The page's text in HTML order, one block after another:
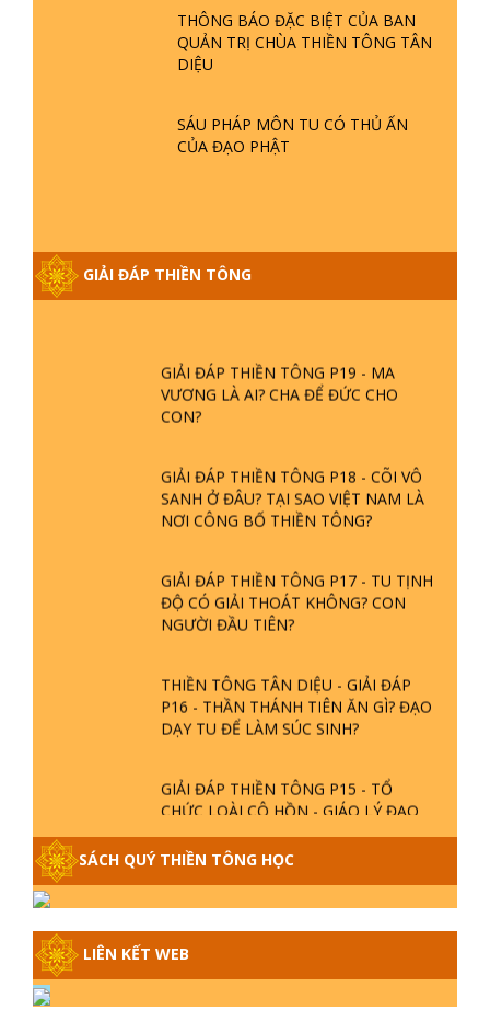
THÔNG BÁO ĐẶC BIỆT CỦA BAN
QUẢN TRỊ CHÙA THIỀN TÔNG TÂN
DIỆU
SÁU PHÁP MÔN TU CÓ THỦ ẤN
CỦA ĐẠO PHẬT
GIẢI ĐÁP THIỀN TÔNG
GIẢI ĐÁP THIỀN TÔNG ĐẶC BIỆT P21
- TẠI SAO ĐỨC PHẬT BƯỚC ĐI 7
GIẢI ĐÁP VỀ LỄ TIỄN THIỀN TÔNG SƯ
GIẢI ĐÁP THIỀN TÔNG ĐẶC BIỆT
PHẦN 20 - BÁC NGUYỄN NHÂN LÀ AI?
PHIỀN NÃO DO ĐÂU MÀ CÓ?
GIẢI ĐÁP THIỀN TÔNG P19 - MA
VƯƠNG LÀ AI? CHA ĐỂ ĐỨC CHO
CON?
GIẢI ĐÁP THIỀN TÔNG P18 - CÕI VÔ
SANH Ở ĐÂU? TẠI SAO VIỆT NAM LÀ
NƠI CÔNG BỐ THIỀN TÔNG?
GIẢI ĐÁP THIỀN TÔNG P17 - TU TỊNH
ĐỘ CÓ GIẢI THOÁT KHÔNG? CON
NGƯỜI ĐẦU TIÊN?
THIỀN TÔNG TÂN DIỆU - GIẢI ĐÁP
P16 - THẦN THÁNH TIÊN ĂN GÌ? ĐẠO
DẠY TU ĐỂ LÀM SÚC SINH?
GIẢI ĐÁP THIỀN TÔNG P15 - TỔ
CHỨC LOÀI CÔ HỒN - GIÁO LÝ ĐẠO
GIẢI ĐÁP THIỀN TÔNG ĐẶC BIỆT -
P14 - NGUỒN GỐC ÂM LỊCH DƯƠNG
LỊCH - TẦNG BÌNH LƯU LỚN ĐẾN
ĐÂU
SÁCH QUÝ THIỀN TÔNG HỌC
LIÊN KẾT WEB